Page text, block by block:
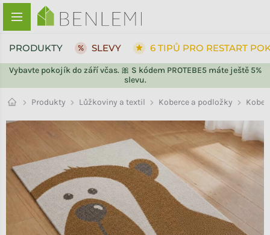
Přejít na obsah
Vybavte pokojík do září včas. 🎀 S kódem PROTEBE5 máte ještě 5%
slevu.
PRODUKTY SLEVY 6 TIPŮ PRO RESTART
Produkty Lůžkoviny a textil Koberce a podložky
ZPĚT DO OBCHODU
ZPĚT DO OBCHODU